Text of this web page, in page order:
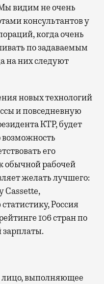
видим не очень
консультантов у
когда очень
по задаваемым
на них следуют
новых технологий
и повседневную
КТР, будет
возможность
его
обычной рабочей
желать лучшего:
Cassette,
Россия
106 стран по
зарплаты.
выполняющее